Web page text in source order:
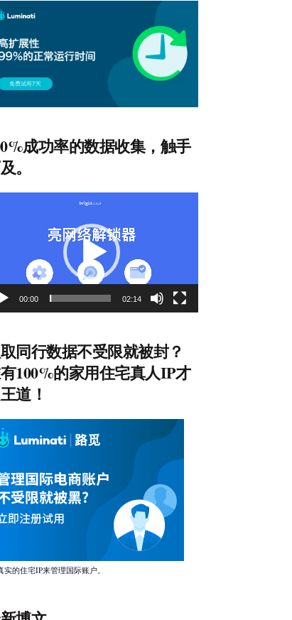
成功率的数据收集，触手
。
00:00 02:14
同行数据不受限就被封？
100%的家用住宅真人IP才
道！
实的住宅IP来管理国际账户。